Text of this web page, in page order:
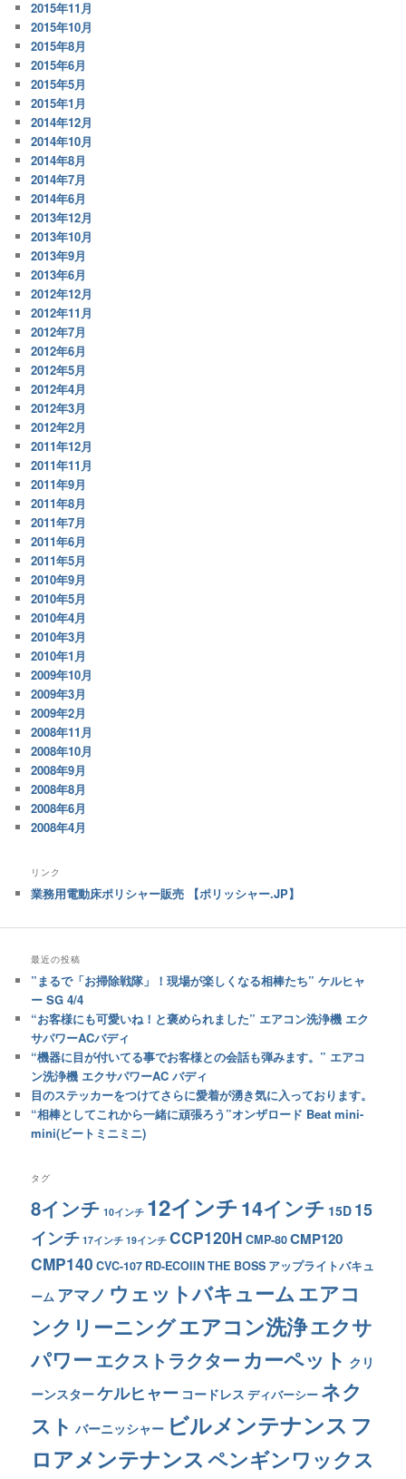
2015年11月
2015年10月
2015年8月
2015年6月
2015年5月
2015年1月
2014年12月
2014年10月
2014年8月
2014年7月
2014年6月
2013年12月
2013年10月
2013年9月
2013年6月
2012年12月
2012年11月
2012年7月
2012年6月
2012年5月
2012年4月
2012年3月
2012年2月
2011年12月
2011年11月
2011年9月
2011年8月
2011年7月
2011年6月
2011年5月
2010年9月
2010年5月
2010年4月
2010年3月
2010年1月
2009年10月
2009年3月
2009年2月
2008年11月
2008年10月
2008年9月
2008年8月
2008年6月
2008年4月
リンク
業務用電動床ポリシャー販売 【ポリッシャー.JP】
最近の投稿
”まるで「お掃除戦隊」！現場が楽しくなる相棒たち” ケルヒャ
ー SG 4/4
“お客様にも可愛いね！と褒められました” エアコン洗浄機 エク
サパワーACバディ
“機器に目が付いてる事でお客様との会話も弾みます。” エアコ
ン洗浄機 エクサパワーAC バディ
目のステッカーをつけてさらに愛着が湧き気に入っております。
“相棒としてこれから一緒に頑張ろう”オンザロード Beat mini-
mini(ビートミニミニ)
タグ
8インチ 10インチ 12インチ14インチ 15D 15
インチ 17インチ 19インチ CCP120H CMP-80CMP120
CMP140 CVC-107 RD-ECOIINTHE BOSS アップライトバキュ
ーム アマノ ウェットバキュームエアコ
ンクリーニングエアコン洗浄エクサ
パワーエクストラクター カーペット クリ
ーンスターケルヒャー コードレス ディバーシー ネク
スト バーニッシャー ビルメンテナンス フ
ロアメンテナンスペンギンワックス